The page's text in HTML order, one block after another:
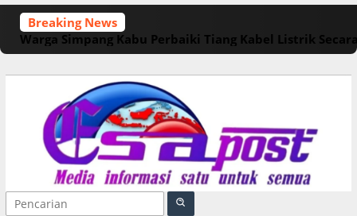
Langsung
konten
Breaking News
Warga Simpang Kabu Perbaiki Tiang Kabel Listrik